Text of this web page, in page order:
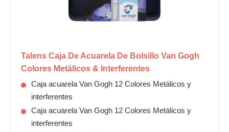
Talens Caja De Acuarela De Bolsillo Van Gogh
Colores Metálicos & Interferentes
Caja acuarela Van Gogh 12 Colores Metálicos y
interferentes
Caja acuarela Van Gogh 12 Colores Metálicos y
interferentes